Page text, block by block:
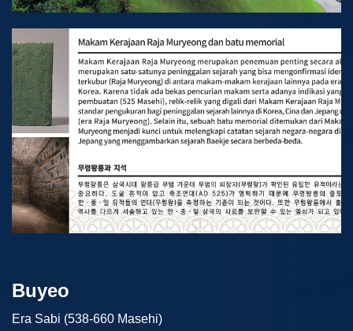
Buyeo
Era Sabi (538-660 Masehi)